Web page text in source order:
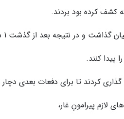
گذاشت و در نتیجه بعد از گذشت 1 سال
پیدا کنند.
کردند تا برای دفعات بعدی
لازم پیرامونِ غار،